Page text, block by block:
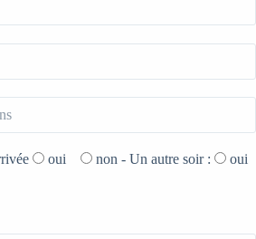
oui non - Un autre soir :
oui